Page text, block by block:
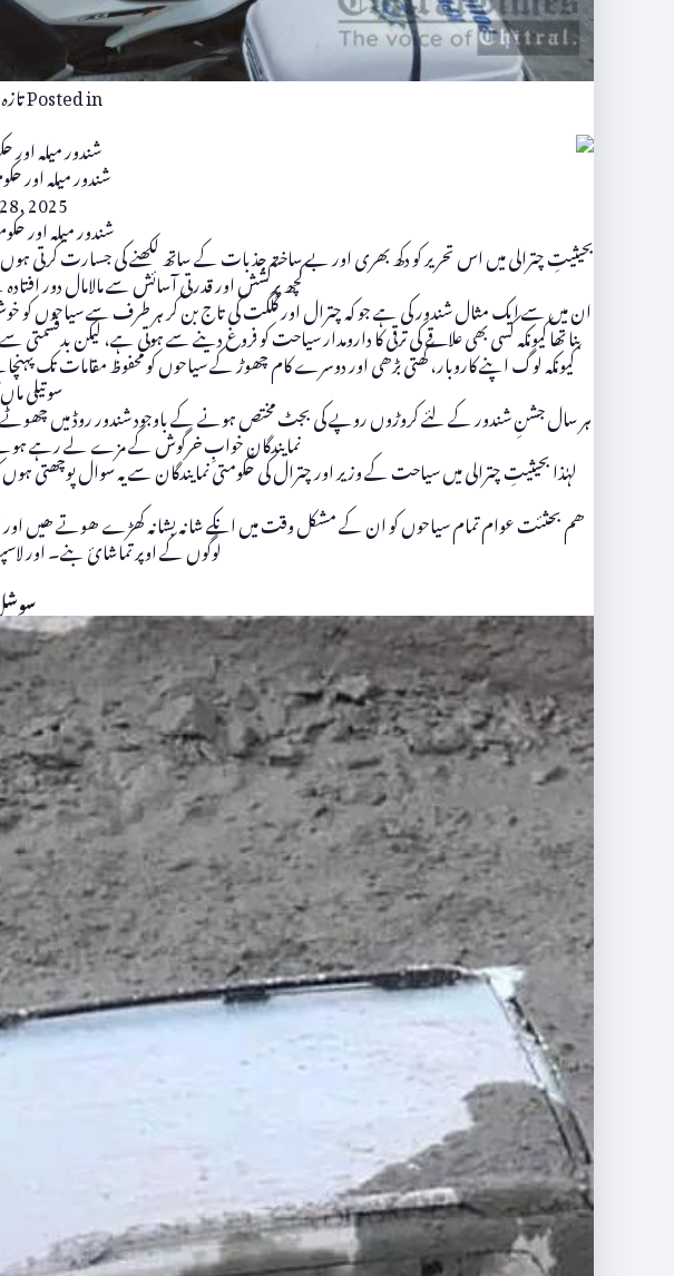
Posted in
شندور میلہ اور
2025
شندور میلہ اور
بحیثیتِ چترالی میں اس تحریر کو دکھ بھری اور بے ساختہ جذبات کے ساتھ لکھنے کی جسارت
کچھ پرکشش اور قدرتی آسائش سے مالامال دور
بنا تھا کیونکہ کسی بھی علاقے کی ترقی کا دارومدار سیاحت کو فروغ دینے سے ہوتی ہے، لیکن
کیونکہ لوگ اپنے کاروبار، کھتی بڑھی اور دوسرے کام چھوڑ کے سیاحوں کو محفوظ مقامات تک
سوتیلی
ہر سال جشنِ شندور کے لئے کروڑوں روپے کی بجٹ مختص ہونے کے باوجود شندور روڈ میں چھوٹے
نمایندگان خوابِ خرگوش کے مزے لے رہے
لہٰذا بحیثیتِ چترالی میں سیاحت کے وزیر اور چترال کی حکومتی نمایندگان سے یہ سوال
ھم بحثئت عوام تمام سیاحوں کو ان کے مشکل وقت میں انکے شانہ بشانہ کھڑے ھوتے ھیں اور
لوگوں کے اوپر تماشائ بنے۔